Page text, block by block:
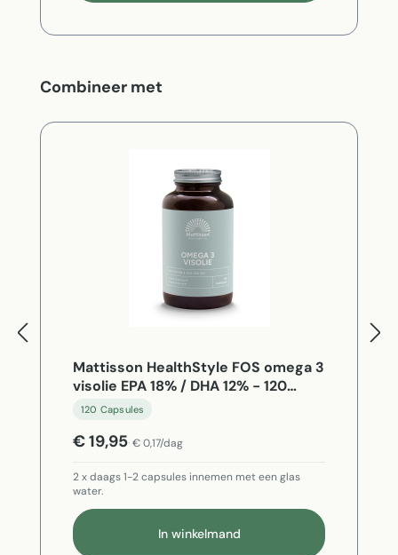
Productgalerij overslaan
Combineer met
Mattisson HealthStyle FOS omega 3
visolie EPA 18% / DHA 12% - 120
Capsules
120 Capsules
€ 19,95 € 0,17/dag
2 x daags 1-2 capsules innemen met een glas
water.
In winkelmand